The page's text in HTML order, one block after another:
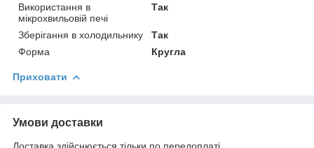
Використання в
мікрохвильовій печі
Так
Зберігання в холодильнику
Так
Форма
Кругла
Приховати
Умови доставки
Доставка здійснюється тільки по передоплаті.